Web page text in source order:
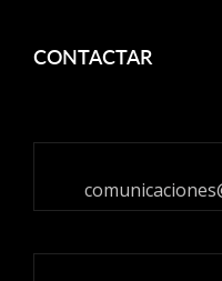
CONTACTAR